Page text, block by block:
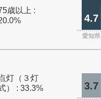
歳以上 :
4.7
愛知県
灯（３灯
） : 33.3%
3.7